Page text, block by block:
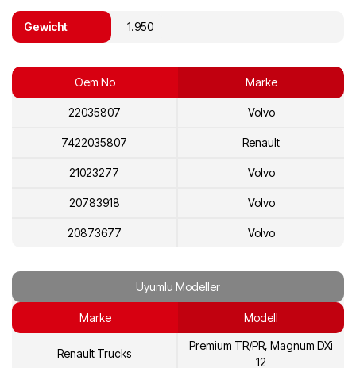
Gewicht 1.950
Oem No Marke
22035807 Volvo
7422035807 Renault
21023277 Volvo
20783918 Volvo
20873677 Volvo
7421023287 Renault
7421900852 Renault
Uyumlu Modeller
Marke Modell
Renault Trucks
Premium TR/PR, Magnum DXi
12